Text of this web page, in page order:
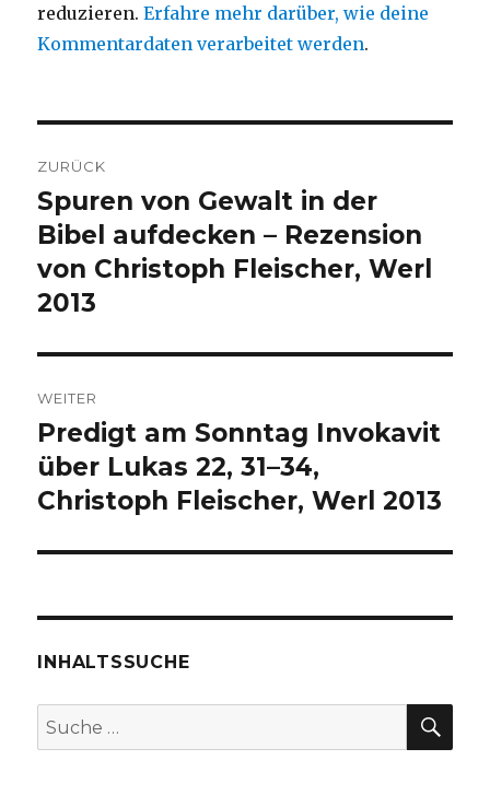
reduzieren.Erfahre mehr darüber, wie deine
Kommentardaten verarbeitet werden.
ZURÜCK
Vorheriger
Beitrag:
Spuren von Gewalt in der
Bibel aufdecken – Rezension
von Christoph Fleischer, Werl
2013
WEITER
Nächster
Beitrag:
Predigt am Sonntag Invokavit
über Lukas 22, 31–34,
Christoph Fleischer, Werl 2013
INHALTSSUCHE
Suche
nach: